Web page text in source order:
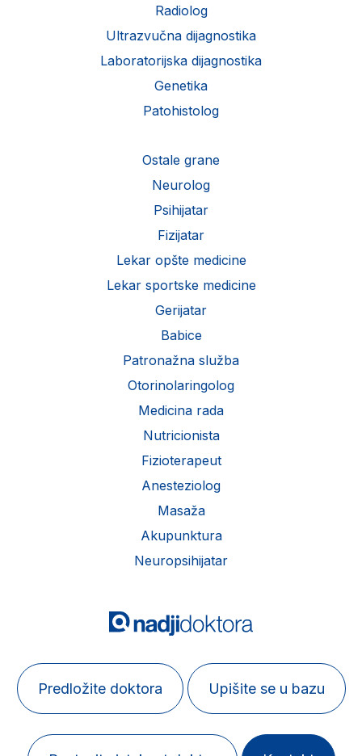
Radiolog
Ultrazvučna dijagnostika
Laboratorijska dijagnostika
Genetika
Patohistolog
Ostale grane
Neurolog
Psihijatar
Fizijatar
Lekar opšte medicine
Lekar sportske medicine
Gerijatar
Babice
Patronažna služba
Otorinolaringolog
Medicina rada
Nutricionista
Fizioterapeut
Anesteziolog
Masaža
Akupunktura
Neuropsihijatar
Predložite doktora Upišite se u bazu